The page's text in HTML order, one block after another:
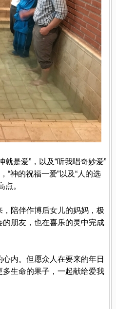
是爱”，以及“听我唱奇妙爱”
“神的祝福一爱”以及“人的选
点。
陪伴作博后女儿的妈妈，极
朋友，也在喜乐的灵中完成
内。但愿众人在要来的年日
生命的果子，一起献给爱我